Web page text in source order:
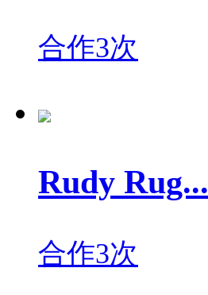
合作3次
Rudy Rug...
合作3次